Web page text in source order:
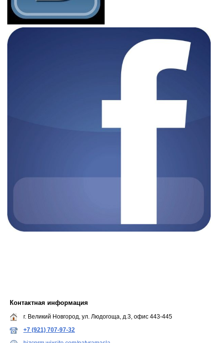
Контактная информация
г. Великий Новгород, ул. Людогоща, д.3, офис 443-445
+7 (921) 707-97-32